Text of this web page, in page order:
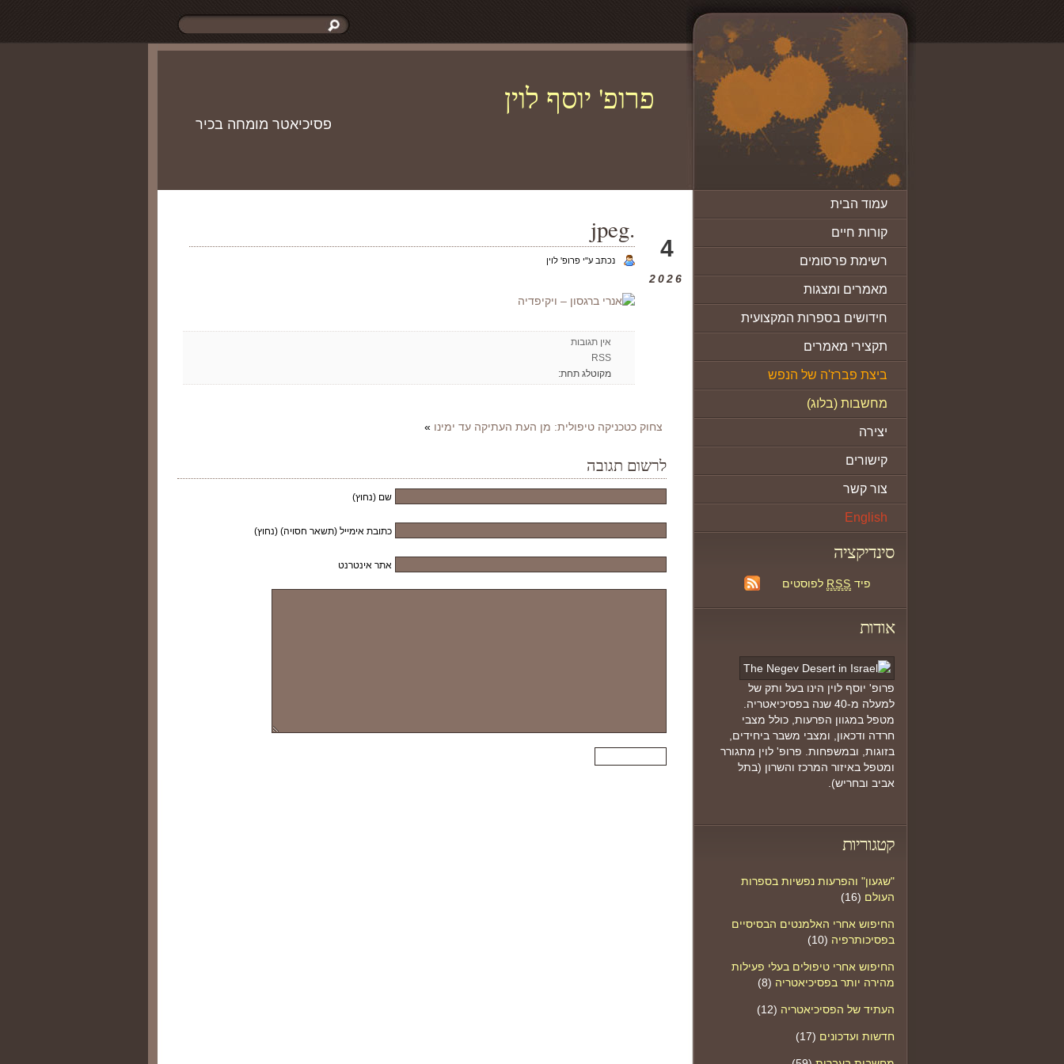
עמוד הבית
קורות חיים
רשימת פרסומים
מאמרים ומצגות
חידושים בספרות המקצועית
תקצירי מאמרים
ביצת פברז'ה של הנפש
מחשבות (בלוג)
יצירה
קישורים
צור קשר
English
סינדיקציה
פיד RSS לפוסטים
אודות
פרופ' יוסף לוין הינו בעל ותק של
למעלה מ-40 שנה בפסיכיאטריה.
מטפל במגוון הפרעות, כולל מצבי
חרדה ודכאון, ומצבי משבר ביחידים,
בזוגות, ובמשפחות. פרופ' לוין מתגורר
ומטפל באיזור המרכז והשרון (בתל
אביב ובחריש).
קטגוריות
"שגעון" והפרעות נפשיות בספרות
העולם (16)
החיפוש אחרי האלמנטים הבסיסיים
בפסיכותרפיה (10)
החיפוש אחרי טיפולים בעלי פעילות
מהירה יותר בפסיכיאטריה (8)
העתיד של הפסיכיאטריה (12)
חדשות ועדכונים (17)
פרופ' יוסף לוין
פסיכיאטר מומחה בכיר
4
2026
.jpeg
נכתב ע"י פרופ' לוין
אין תגובות
RSS
מקוטלג תחת:
צחוק כטכניקה טיפולית: מן העת העתיקה עד ימינו »
לרשום תגובה
שם (נחוץ)
כתובת אימייל (תשאר חסויה) (נחוץ)
אתר אינטרנט